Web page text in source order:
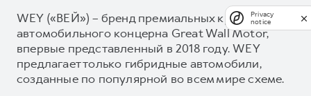
WEY («ВЕЙ») – бренд премиальных кроссоверов
автомобильного концерна Great Wall Motor,
впервые представленный в 2018 году. WEY
предлагает только гибридные автомобили,
созданные по популярной во всем мире схеме.
Privacy
notice